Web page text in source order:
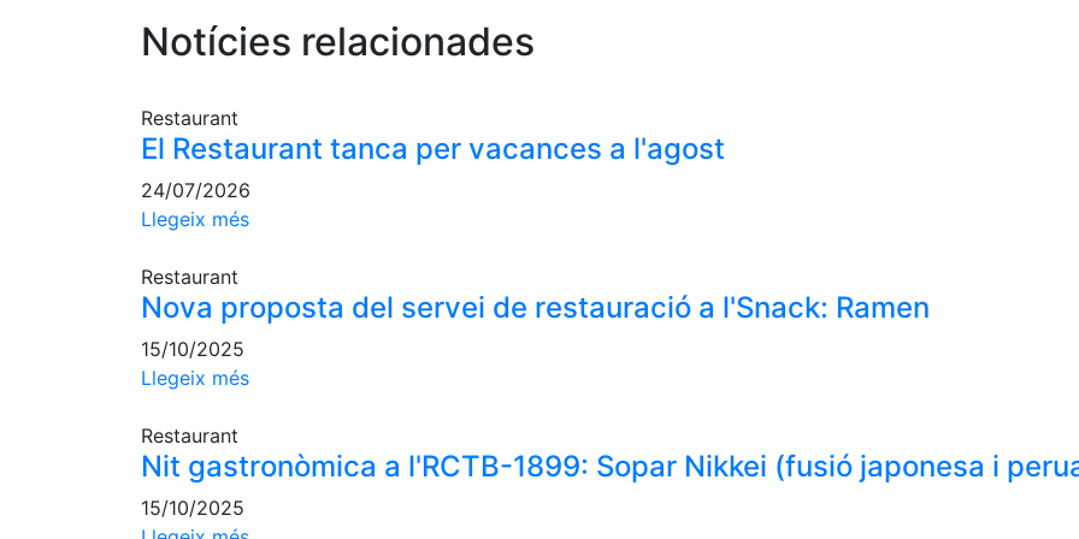
Notícies relacionades
Restaurant
El Restaurant tanca per vacances a l'agost
24/07/2026
Llegeix més
Restaurant
Nova proposta del servei de restauració a l'Snack: Ramen
15/10/2025
Llegeix més
Restaurant
Nit gastronòmica a l'RCTB-1899: Sopar Nikkei (fusió japonesa i
15/10/2025